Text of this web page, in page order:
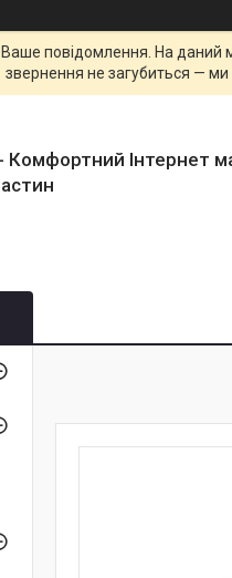
Ваше повідомлення. На
звернення не загубиться —
Комфортний Інтернет